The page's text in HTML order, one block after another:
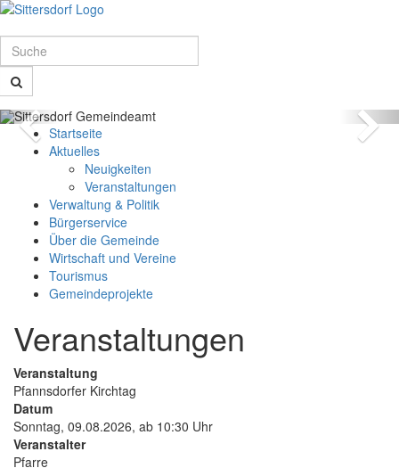
Schnellmenü
Zur
springen,
Accesskey
Zur
Hauptnavigation
springen,
Accesskey
springen,
Accesskey
Kontaktseite
Accesskey
Zur
Sitemap
springen,
Accesskey
Suche
vorheriges
Bild
Zum
Schnellmenü
Startseite
Aktuelles
Neuigkeiten
Veranstaltungen
Verwaltung & Politik
Bürgerservice
Über die Gemeinde
Wirtschaft und Vereine
Tourismus
Gemeindeprojekte
Zum
Schnellmenü
zurück
Veranstaltungen
Veranstaltung
Pfannsdorfer Kirchtag
Datum
Sonntag, 09.08.2026, ab 10:30 Uhr
Veranstalter
Pfarre